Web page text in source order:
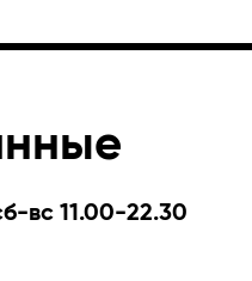
вс 11.00-22.30